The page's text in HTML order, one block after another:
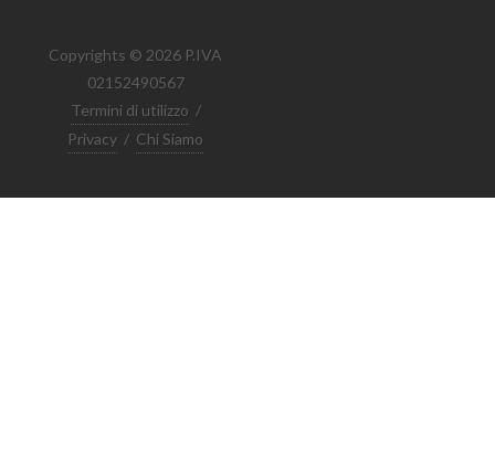
Copyrights © 2026 P.IVA
02152490567
Termini di utilizzo /
Privacy / Chi Siamo